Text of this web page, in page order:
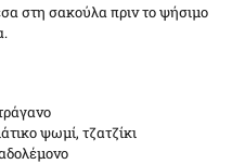
στη σακούλα πριν το ψήσιμο
ψωμί, τζατζίκι